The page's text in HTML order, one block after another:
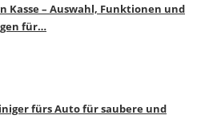
Kasse – Auswahl, Funktionen und
für…
fürs Auto für saubere und